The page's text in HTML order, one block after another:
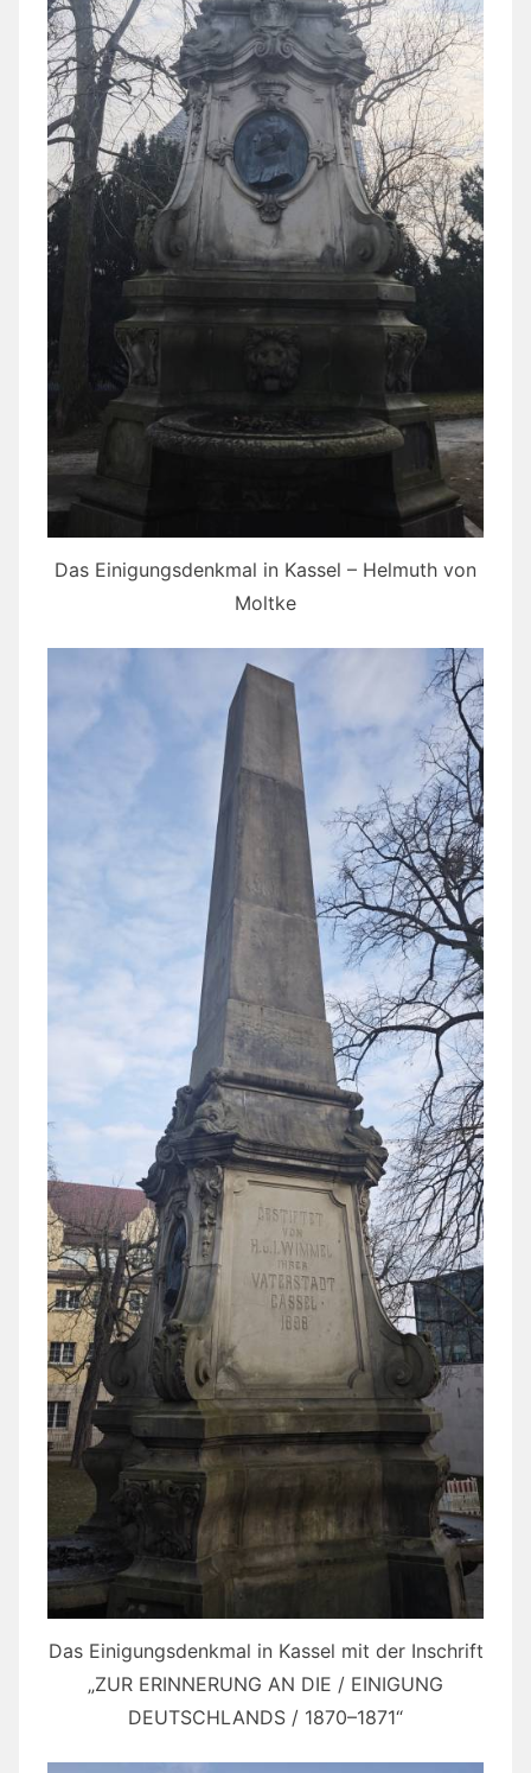
Das Einigungsdenkmal in Kassel – Helmuth von
Moltke
Das Einigungsdenkmal in Kassel mit der Inschrift
„ZUR ERINNERUNG AN DIE / EINIGUNG
DEUTSCHLANDS / 1870–1871“